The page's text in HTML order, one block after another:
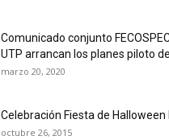
Comunicado conjunto
UTP arrancan los planes piloto
marzo 20, 2020
Celebración Fiesta de Halloween
octubre 26, 2015